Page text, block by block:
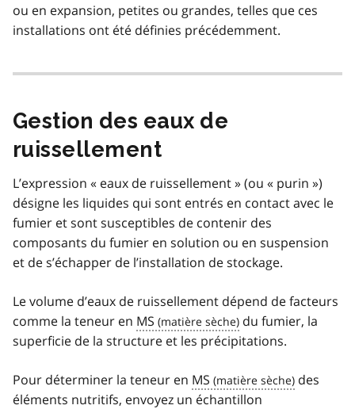
ou en expansion, petites ou grandes, telles que ces
installations ont été définies précédemment.
Gestion des eaux de
ruissellement
L’expression « eaux de ruissellement » (ou « purin »)
désigne les liquides qui sont entrés en contact avec le
fumier et sont susceptibles de contenir des
composants du fumier en solution ou en suspension
et de s’échapper de l’installation de stockage.
Le volume d’eaux de ruissellement dépend de facteurs
comme la teneur en MS
du fumier, la
superficie de la structure et les précipitations.
Pour déterminer la teneur en MS
des
éléments nutritifs, envoyez un échantillon